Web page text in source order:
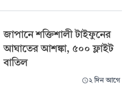
জাপানে শক্তিশালী টাইফুনের
আঘাতের আশঙ্কা, ৫০০ ফ্লাইট
বাতিল
২ দিন আগে